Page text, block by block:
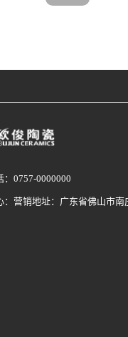
：0757-0000000
：营销地址：广东省佛山市南